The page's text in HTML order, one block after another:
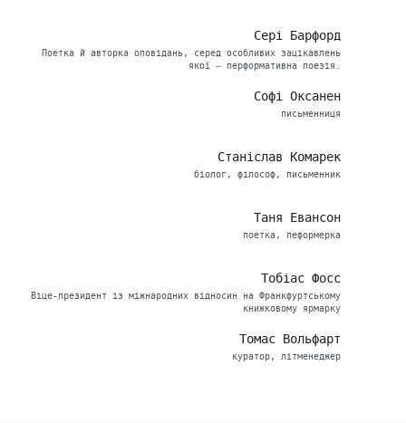
Сері Барфорд
Поетка й авторка оповідань, серед особливих зацікавлень
якої — перформативна поезія.
Софі Оксанен
письменниця
Станіслав Комарек
біолог, філософ, письменник
Таня Евансон
поетка, пеформерка
Тобіас Фосс
Віце-президент із міжнародних відносин на Франкфуртському
книжковому ярмарку
Томас Вольфарт
куратор, літменеджер